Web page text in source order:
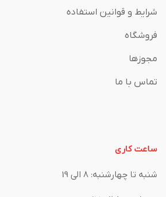
شرایط و قوانین استفاده
فروشگاه
مجوزها
تماس با ما
ساعت کاری
شنبه تا چهارشنبه: 8 الی 19